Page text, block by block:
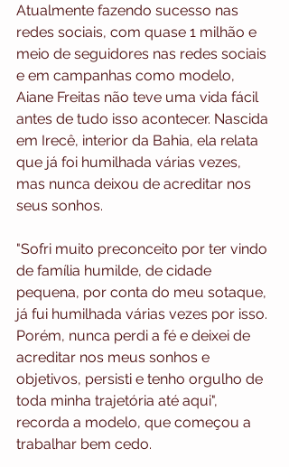
Atualmente fazendo sucesso nas
redes sociais, com quase 1 milhão e
meio de seguidores nas redes sociais
e em campanhas como modelo,
Aiane Freitas não teve uma vida fácil
antes de tudo isso acontecer. Nascida
em Irecê, interior da Bahia, ela relata
que já foi humilhada várias vezes,
mas nunca deixou de acreditar nos
seus sonhos.
"Sofri muito preconceito por ter vindo
de família humilde, de cidade
pequena, por conta do meu sotaque,
já fui humilhada várias vezes por isso.
Porém, nunca perdi a fé e deixei de
acreditar nos meus sonhos e
objetivos, persisti e tenho orgulho de
toda minha trajetória até aqui",
recorda a modelo, que começou a
trabalhar bem cedo.